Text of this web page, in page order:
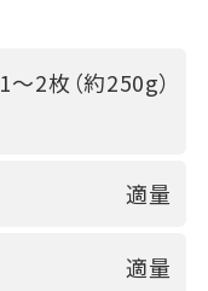
1～2枚（約250g）
適量
適量